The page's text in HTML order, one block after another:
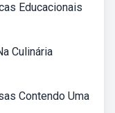
Educacionais
Culinária
Contendo Uma